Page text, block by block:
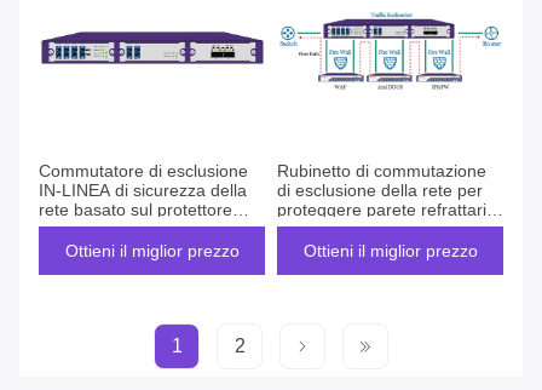
Commutatore di esclusione
IN-LINEA di sicurezza della
rete basato sul protettore
strategico di traffico del
RUBINETTO della rete
Ottieni il miglior prezzo
Rubinetto di commutazione
di esclusione della rete per
proteggere parete refrattaria
e l'IPS per sicurezza in-linea
della rete
Ottieni il miglior prezzo
1 2